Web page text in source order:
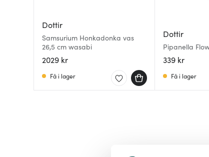
Dottir
Samsurium Honkadonka vas
26,5 cm wasabi
2029 kr
Få i lager
Dottir
Pipanella
339 kr
Få i lager